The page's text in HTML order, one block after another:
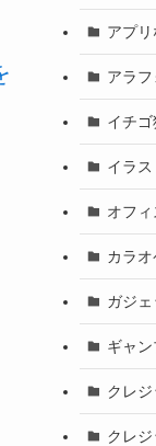
アプ
アラフ
イチゴ
イラス
オフィ
カラオ
ガジェ
ギャ
クレ
クレ